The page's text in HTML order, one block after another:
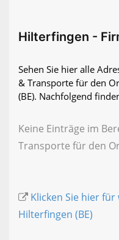
Hilterfingen -
Sehen Sie hier alle
& Transporte für den
(BE). Nachfolgend
Keine Einträge im
Transporte für den
Klicken Sie hier
Hilterfingen (BE)